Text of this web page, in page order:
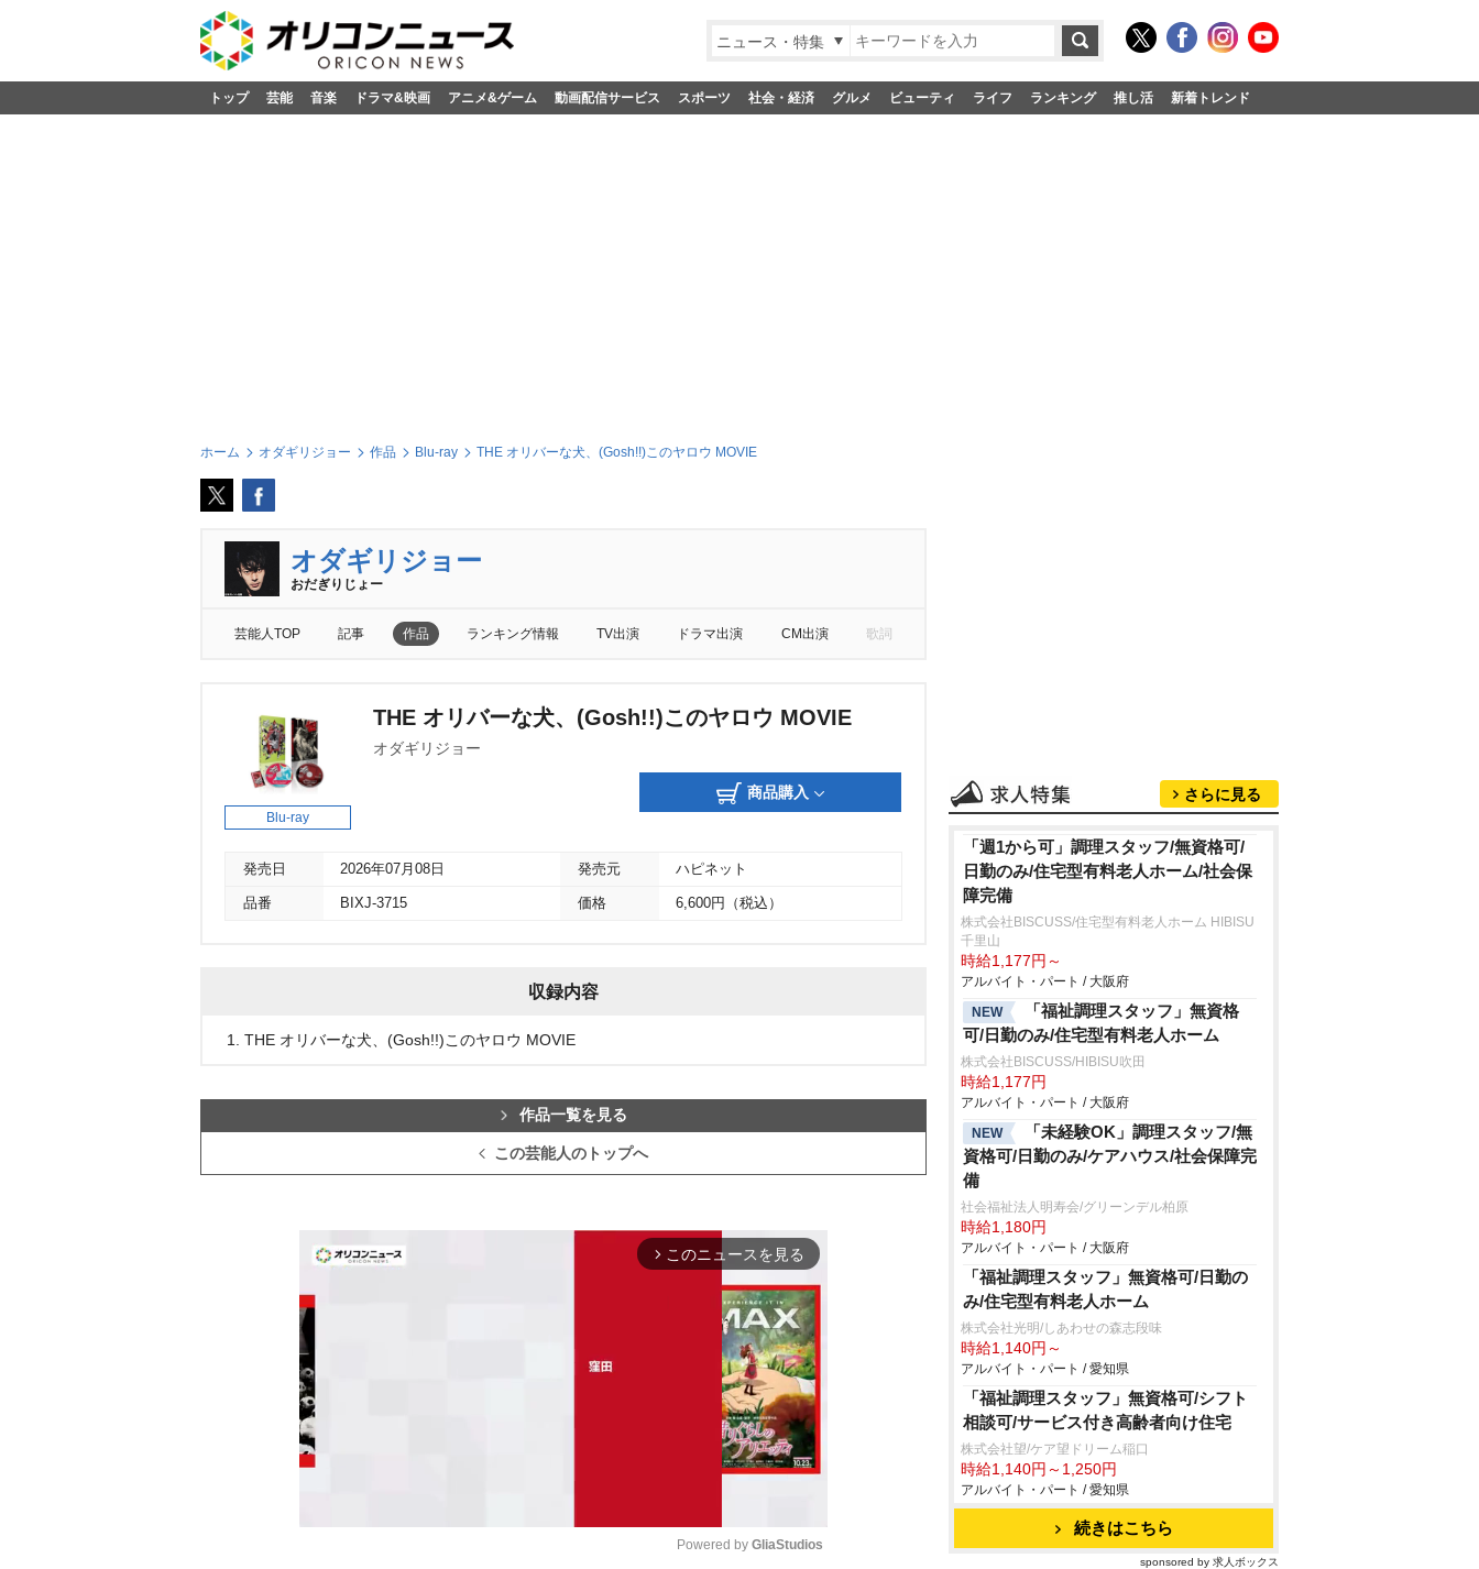
ニュース・特集
トップ 芸能 音楽 ドラマ&映画 アニメ&ゲーム 動画配信サービス スポーツ 社会・経済 グルメ ビューティ ライフ ランキング 推し活 新着トレンド
ホーム オダギリジョー 作品 Blu-ray THE オリバーな犬、(Gosh!!)このヤロウ MOVIE
オダギリジョー
おだぎりじょー
芸能人TOP 記事 作品 ランキング情報 TV出演 ドラマ出演 CM出演 歌詞
Blu-ray
THE オリバーな犬、(Gosh!!)このヤロウ MOVIE
オダギリジョー
商品購入
発売日 2026年07月08日 発売元 ハピネット
品番 BIXJ-3715 価格 6,600円（税込）
収録内容
1. THE オリバーな犬、(Gosh!!)このヤロウ MOVIE
作品一覧を見る
この芸能人のトップへ
arrow_forward_ios このニュースを見る
Powered by GliaStudios
さらに見る
「週1から可」調理スタッフ/無資格可/
日勤のみ/住宅型有料老人ホーム/社会保
障完備
株式会社BISCUSS/住宅型有料老人ホーム HIBISU
千里山
時給1,177円～
アルバイト・パート / 大阪府
NEW
「福祉調理スタッフ」無資格
可/日勤のみ/住宅型有料老人ホーム
株式会社BISCUSS/HIBISU吹田
時給1,177円
アルバイト・パート / 大阪府
NEW
「未経験OK」調理スタッフ/無
資格可/日勤のみ/ケアハウス/社会保障完
備
社会福祉法人明寿会/グリーンデル柏原
時給1,180円
アルバイト・パート / 大阪府
「福祉調理スタッフ」無資格可/日勤の
み/住宅型有料老人ホーム
株式会社光明/しあわせの森志段味
時給1,140円～
アルバイト・パート / 愛知県
「福祉調理スタッフ」無資格可/シフト
相談可/サービス付き高齢者向け住宅
株式会社望/ケア望ドリーム稲口
時給1,140円～1,250円
アルバイト・パート / 愛知県
続きはこちら
sponsored by 求人ボックス